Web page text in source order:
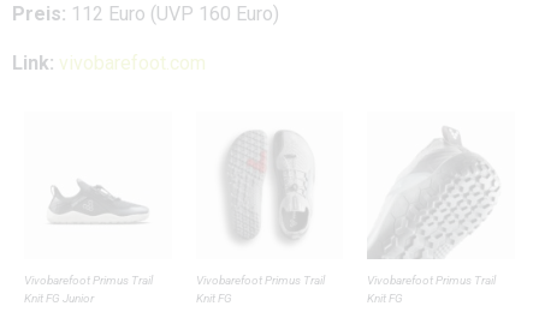
Preis: 112 Euro (UVP 160 Euro)
Link: vivobarefoot.com
Vivobarefoot Primus Trail
Knit FG Junior
Vivobarefoot Primus Trail
Knit FG
Vivobarefoot Primus Trail
Knit FG